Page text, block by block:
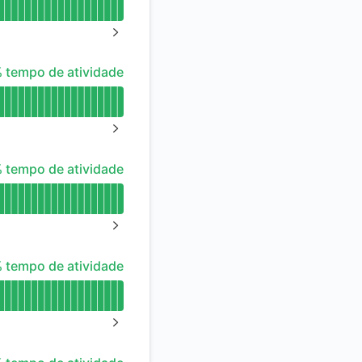
tempo de atividade
tempo de atividade
tempo de atividade
tempo de atividade
tempo de atividade
tempo de atividade